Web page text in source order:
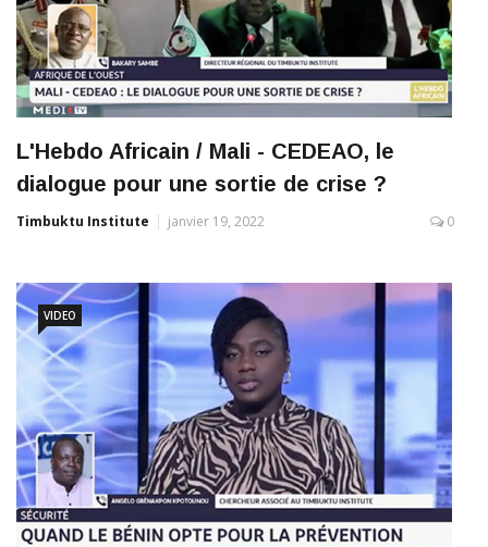
L'Hebdo Africain / Mali - CEDEAO, le
dialogue pour une sortie de crise ?
Timbuktu Institute janvier 19, 2022 0
VIDEO